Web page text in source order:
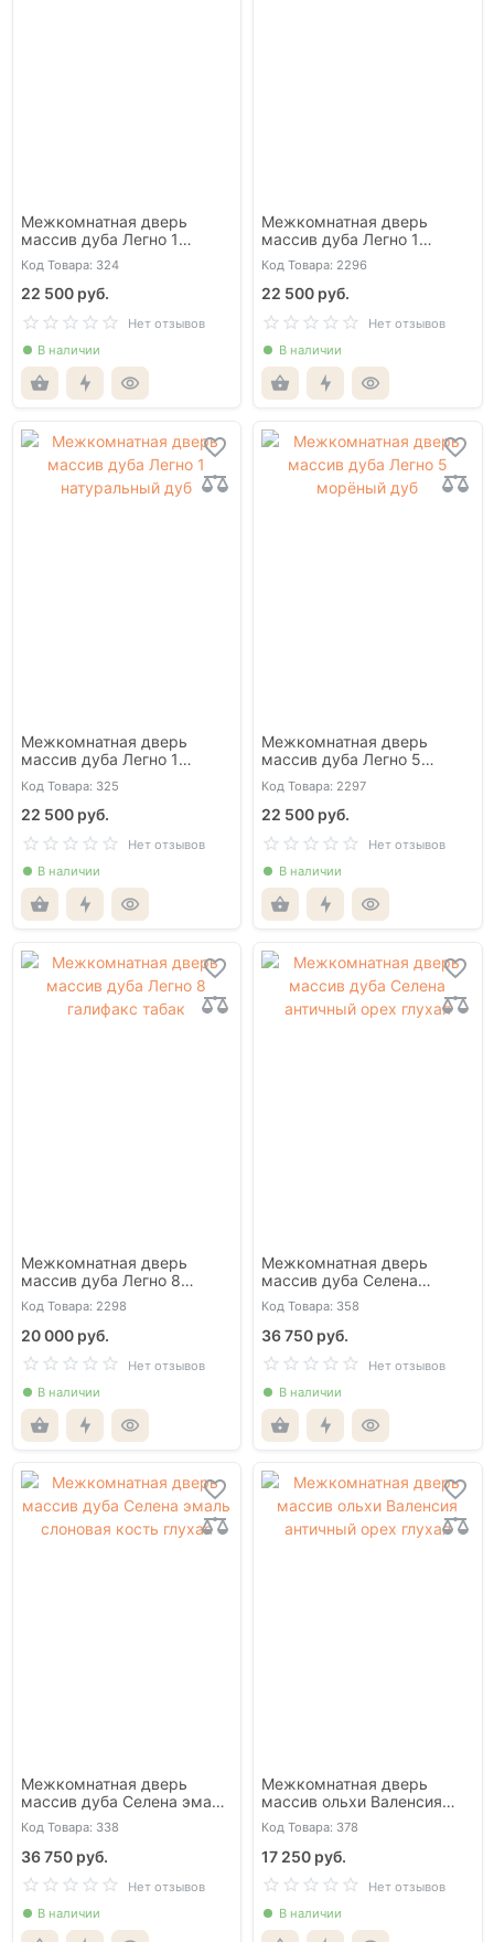
Межкомнатная дверь
массив дуба Легно 1
галифакс табак
Код Товара: 324
22 500 руб.
Нет отзывов
В наличии
Межкомнатная дверь
массив дуба Легно 1
морёный дуб
Код Товара: 2296
22 500 руб.
Нет отзывов
В наличии
Межкомнатная дверь
массив дуба Легно 1
натуральный дуб
Код Товара: 325
22 500 руб.
Нет отзывов
В наличии
Межкомнатная дверь
массив дуба Легно 5
морёный дуб
Код Товара: 2297
22 500 руб.
Нет отзывов
В наличии
Межкомнатная дверь
массив дуба Легно 8
галифакс табак
Код Товара: 2298
20 000 руб.
Нет отзывов
В наличии
Межкомнатная дверь
массив дуба Селена
античный орех глухая
Код Товара: 358
36 750 руб.
Нет отзывов
В наличии
Межкомнатная дверь
массив дуба Селена эмаль
слоновая кость глухая
Код Товара: 338
36 750 руб.
Нет отзывов
В наличии
Межкомнатная дверь
массив ольхи Валенсия
античный орех глухая
Код Товара: 378
17 250 руб.
Нет отзывов
В наличии